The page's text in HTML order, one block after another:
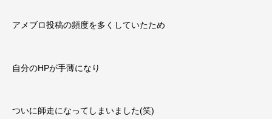
アメブロ投稿の頻度を多くしていたため
自分のHPが手薄になり
ついに師走になってしまいました(笑)